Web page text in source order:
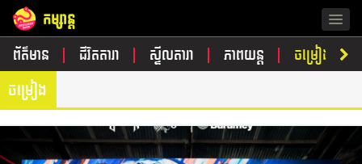
កម្សាន្ត
ព័ត៌មាន ជីវិតតារា ស្ទីលតារា ភាពយន្ត ចម្រៀង
ចម្រៀង